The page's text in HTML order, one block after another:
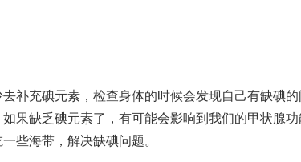
充碘元素，检查身体的时候会发现自己有缺碘的
果缺乏碘元素了，有可能会影响到我们的甲状腺功
些海带，解决缺碘问题。